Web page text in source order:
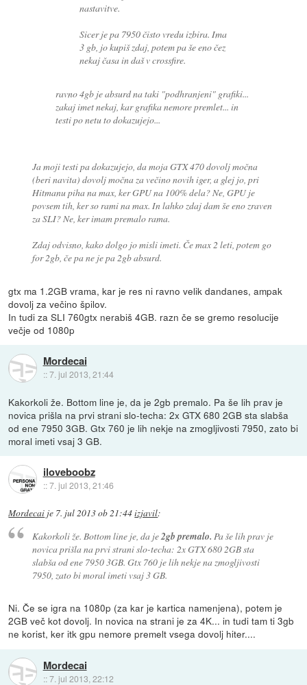
nastavitve.
Sicer je pa 7950 čisto vredu izbira. Ima
3 gb, jo kupiš zdaj, potem pa še eno čez
nekaj časa in daš v crossfire.
ravno 4gb je absurd na taki "podhranjeni" grafiki...
zakaj imet nekaj, kar grafika nemore premlet... in
testi po netu to dokazujejo...
Ja moji testi pa dokazujejo, da moja GTX 470 dovolj močna
(beri navita) dovolj močna za večino novih iger, a glej jo, pri
Hitmanu piha na max, ker GPU na 100% dela? Ne, GPU je
povsem tih, ker so rami na max. In lahko zdaj dam še eno zraven
za SLI? Ne, ker imam premalo rama.
Zdaj odvisno, kako dolgo jo misli imeti. Če max 2 leti, potem go
for 2gb, če pa ne je pa 2gb absurd.
gtx ma 1.2GB vrama, kar je res ni ravno velik dandanes, ampak
dovolj za večino špilov.
In tudi za SLI 760gtx nerabiš 4GB. razn če se gremo resolucije
večje od 1080p
Mordecai
::7. jul 2013, 21:44
Kakorkoli že. Bottom line je, da je 2gb premalo. Pa še lih prav je
novica prišla na prvi strani slo-techa: 2x GTX 680 2GB sta slabša
od ene 7950 3GB. Gtx 760 je lih nekje na zmogljivosti 7950, zato bi
moral imeti vsaj 3 GB.
iloveboobz
::7. jul 2013, 21:46
Mordecai je 7. jul 2013 ob 21:44izjavil:
Kakorkoli že. Bottom line je, da je2gb premalo. Pa še lih prav je
novica prišla na prvi strani slo-techa: 2x GTX 680 2GB sta
slabša od ene 7950 3GB. Gtx 760 je lih nekje na zmogljivosti
7950, zato bi moral imeti vsaj 3 GB.
Ni. Če se igra na 1080p (za kar je kartica namenjena), potem je
2GB več kot dovolj. In novica na strani je za 4K... in tudi tam ti 3gb
ne korist, ker itk gpu nemore premelt vsega dovolj hiter....
Mordecai
::7. jul 2013, 22:12